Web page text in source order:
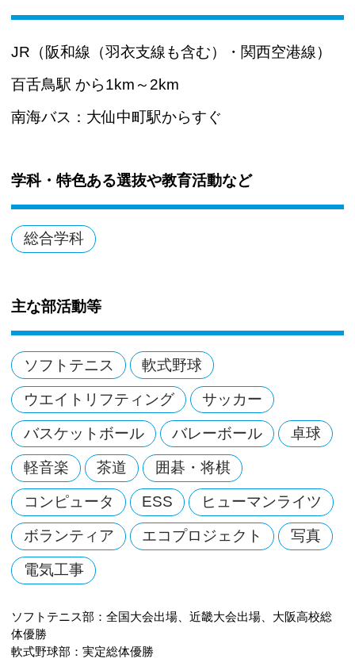
JR（阪和線（羽衣支線も含む）・関西空港線）
百舌鳥駅 から1km～2km
南海バス：大仙中町駅からすぐ
学科・特色ある選抜や教育活動など
総合学科
主な部活動等
ソフトテニス 軟式野球
ウエイトリフティング サッカー
バスケットボール バレーボール 卓球
軽音楽 茶道 囲碁・将棋
コンピュータ ESS ヒューマンライツ
ボランティア エコプロジェクト 写真
電気工事
ソフトテニス部：全国大会出場、近畿大会出場、大阪高校総
体優勝
軟式野球部：実定総体優勝